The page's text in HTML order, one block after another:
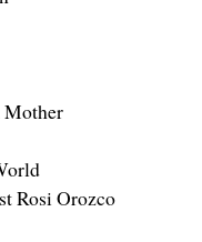
Mother
Rosi Orozco